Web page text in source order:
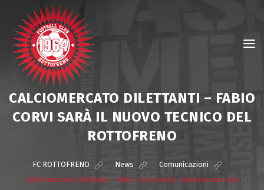
CALCIOMERCATO DILETTANTI – FABIO
CORVI SARÀ IL NUOVO TECNICO DEL
ROTTOFRENO
FC ROTTOFRENO News Comunicazioni
Calciomercato Dilettanti – Fabio Corvi sarà il nuovo tecnico del